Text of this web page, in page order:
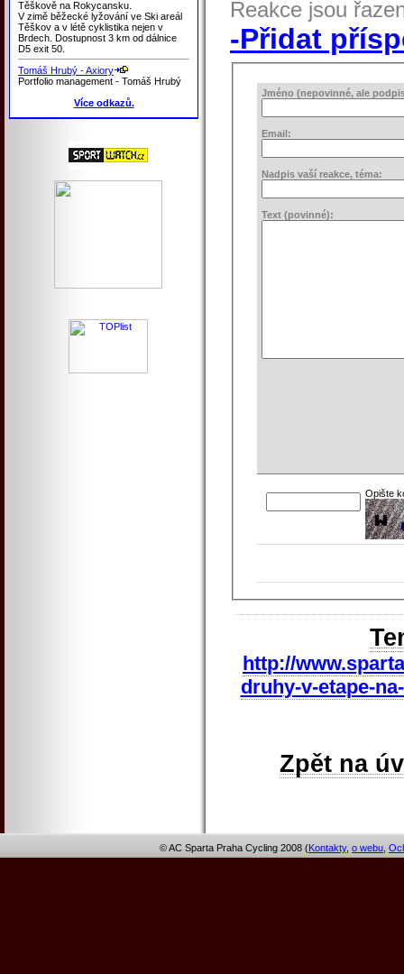
Těškově na Rokycansku.
V zimě běžecké lyžování ve Ski areál
Těškov a v létě cyklistika nejen v
Brdech. Dostupnost 3 km od dálnice
D5 exit 50.
Tomáš Hrubý - Axiory
Portfolio management - Tomáš Hrubý
Více odkazů.
Reakce jsou
-Přidat
Jméno (nepovinné, ale
Email:
Nadpis vaší reakce, téma:
Text (povinné):
Opište
http://
druhy-v-etape-
Zpět na
© AC Sparta Praha Cycling 2008 (Kontakty, o webu